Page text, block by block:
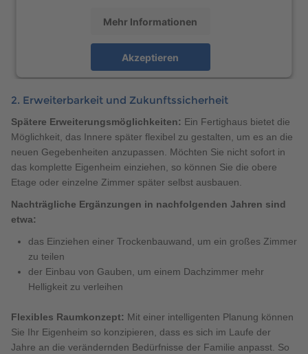
Mehr Informationen
Akzeptieren
powered byUsercentrics Consent Management
Platform
2. Erweiterbarkeit und Zukunftssicherheit
Spätere Erweiterungsmöglichkeiten: Ein Fertighaus bietet die
Möglichkeit, das Innere später flexibel zu gestalten, um es an die
neuen Gegebenheiten anzupassen. Möchten Sie nicht sofort in
das komplette Eigenheim einziehen, so können Sie die obere
Etage oder einzelne Zimmer später selbst ausbauen.
Nachträgliche Ergänzungen in nachfolgenden Jahren sind
etwa:
das Einziehen einer Trockenbauwand, um ein großes Zimmer
zu teilen
der Einbau von Gauben, um einem Dachzimmer mehr
Helligkeit zu verleihen
Flexibles Raumkonzept: Mit einer intelligenten Planung können
Sie Ihr Eigenheim so konzipieren, dass es sich im Laufe der
Jahre an die verändernden Bedürfnisse der Familie anpasst. So